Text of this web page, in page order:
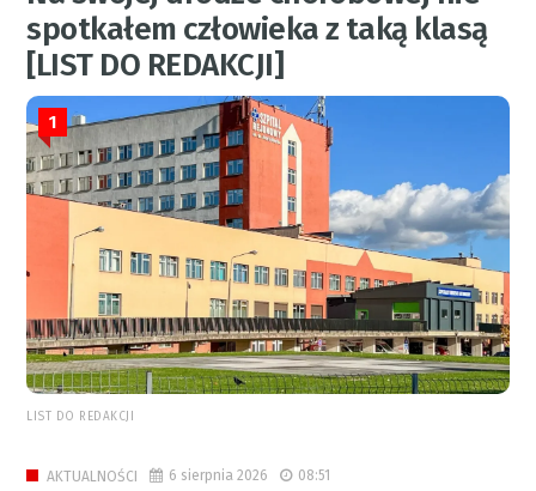
spotkałem człowieka z taką klasą
[LIST DO REDAKCJI]
1
LIST DO REDAKCJI
AKTUALNOŚCI 6 sierpnia 2026 08:51